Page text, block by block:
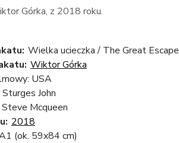
Górka, z 2018 roku.
Wielka ucieczka / The Great Escape
Wiktor Górka
USA
Sturges John
Steve Mcqueen
2018
(ok. 59x84 cm)